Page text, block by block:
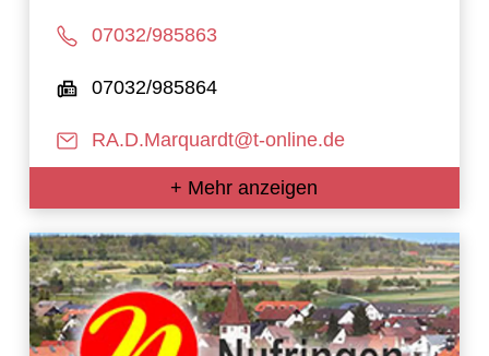
07032/985863
07032/985864
RA.D.Marquardt@t-online.de
+ Mehr anzeigen